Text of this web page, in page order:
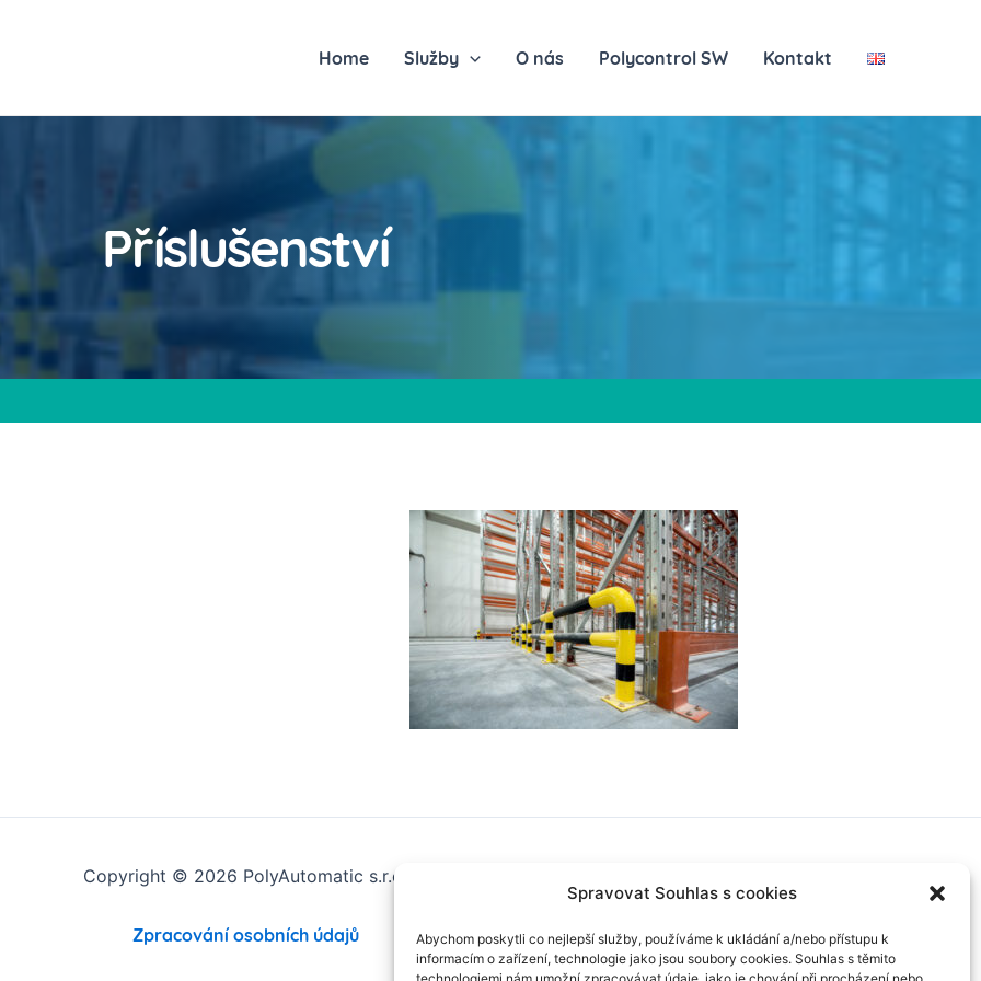
Spravovat Souhlas s cookies
Abychom poskytli co nejlepší služby, používáme k ukládání a/nebo přístupu k
informacím o zařízení, technologie jako jsou soubory cookies. Souhlas s těmito
Home Služby O nás Polycontrol SW Kontakt
Příslušenství
Copyright © 2026 PolyAutomatic s.r.o.
Zpracování osobních údajů